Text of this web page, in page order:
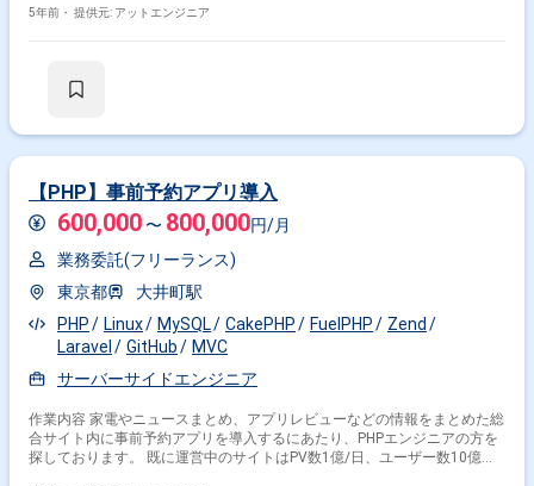
件定義, 基本設計, 詳細設計, 実装, 単体テスト, 結合テスト, システムテスト,
5年前・ 提供元: アットエンジニア
【PHP】事前予約アプリ導入
600,000 〜 800,000円/月
業務委託(フリーランス)
東京都
大井町駅
PHP
Linux MySQL CakePHP FuelPHP
Zend
Laravel
GitHub
MVC
サーバーサイドエンジニア
作業内容 家電やニュースまとめ、アプリレビューなどの情報をまとめた総
合サイト内に事前予約アプリを導入するにあたり、PHPエンジニアの方を
探しております。 既に運営中のサイトはPV数1億/日、ユーザー数10億人